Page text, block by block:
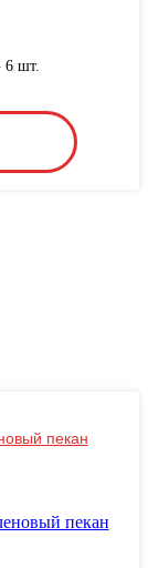
6 шт.
пекан